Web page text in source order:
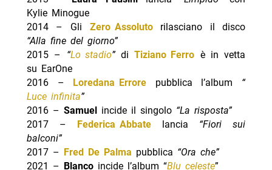
Kylie Minogue
2014 – Gli Zero Assolutorilasciano il disco
“Alla fine del giorno”
2015 – “Lo stadio”diTiziano Ferro è in vetta
su EarOne
2016 – Loredana Errore pubblica l’album “
Luce infinita”
2016 – Samuelincide il singolo “La risposta”
2017 – Federica Abbatelancia “Fiori sui
balconi”
2017 – Fred De Palma pubblica “Ora che”
2021 – Blancoincide l’album “Blu celeste”